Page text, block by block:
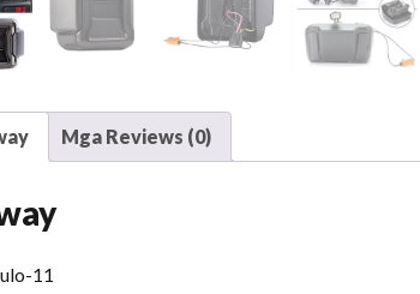
Mga Reviews (0)